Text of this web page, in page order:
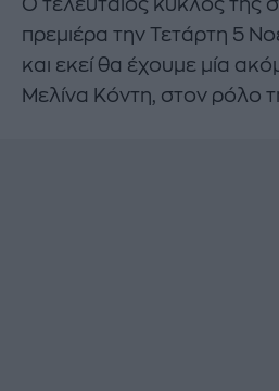
Ο τελευταίος κύκλος της
πρεμιέρα την Τετάρτη 5
και εκεί θα έχουμε μία
Μελίνα Κόντη, στον ρόλο